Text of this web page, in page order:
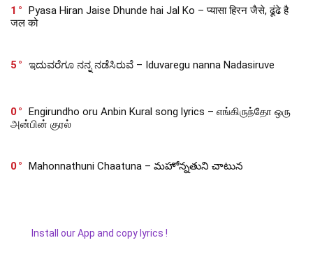
1
Pyasa Hiran Jaise Dhunde hai Jal Ko – प्यासा हिरन जैसे, ढूंढे है
जल को
5 ಇದುವರೆಗೂ ನನ್ನ ನಡೆಸಿರುವೆ – Iduvaregu nanna Nadasiruve
0
Engirundho oru Anbin Kural song lyrics – எங்கிருந்தோ ஒரு
அன்பின் குரல்
0 Mahonnathuni Chaatuna – మహోన్నతుని చాటున
Install our App and copy lyrics !